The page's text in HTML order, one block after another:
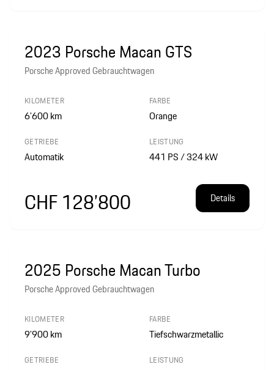
2023 Porsche Macan GTS
Porsche Approved Gebrauchtwagen
KILOMETER
6’600km
FARBE
Orange
GETRIEBE
Automatik
LEISTUNG
441 PS / 324 kW
CHF 128’800 Details
2025 Porsche Macan Turbo
Porsche Approved Gebrauchtwagen
KILOMETER
9’900km
FARBE
Tiefschwarzmetallic
GETRIEBE LEISTUNG